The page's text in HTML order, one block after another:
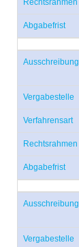
Rechtsrahmen
Abgabefrist
Ausschreibung
Vergabestelle
Verfahrensart
Rechtsrahmen
Abgabefrist
Ausschreibung
Vergabestelle